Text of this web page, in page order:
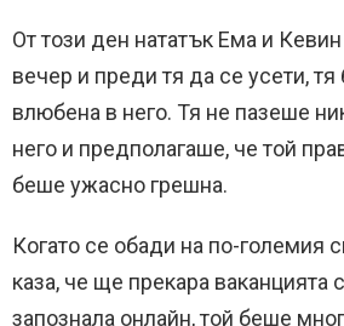
От този ден нататък Ема и
вечер и преди тя да се усети,
влюбена в него. Тя не пазеше
него и предполагаше, че той
беше ужасно грешна.
Когато се обади на по-големия
каза, че ще прекара ваканцията
запознала онлайн, той беше